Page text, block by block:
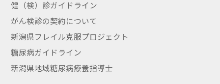
健（検）診ガイドライン
がん検診の契約について
新潟県フレイル克服プロジェクト
糖尿病ガイドライン
新潟県地域糖尿病療養指導士